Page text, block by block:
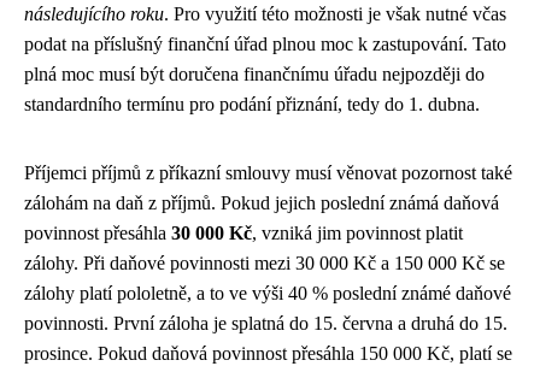
následujícího roku. Pro využití této možnosti je však nutné včas
podat na příslušný finanční úřad plnou moc k zastupování. Tato
plná moc musí být doručena finančnímu úřadu nejpozději do
standardního termínu pro podání přiznání, tedy do 1. dubna.
Příjemci příjmů z příkazní smlouvy musí věnovat pozornost také
zálohám na daň z příjmů. Pokud jejich poslední známá daňová
povinnost přesáhla 30 000 Kč, vzniká jim povinnost platit
zálohy. Při daňové povinnosti mezi 30 000 Kč a 150 000 Kč se
zálohy platí pololetně, a to ve výši 40 % poslední známé daňové
povinnosti. První záloha je splatná do 15. června a druhá do 15.
prosince. Pokud daňová povinnost přesáhla 150 000 Kč, platí se